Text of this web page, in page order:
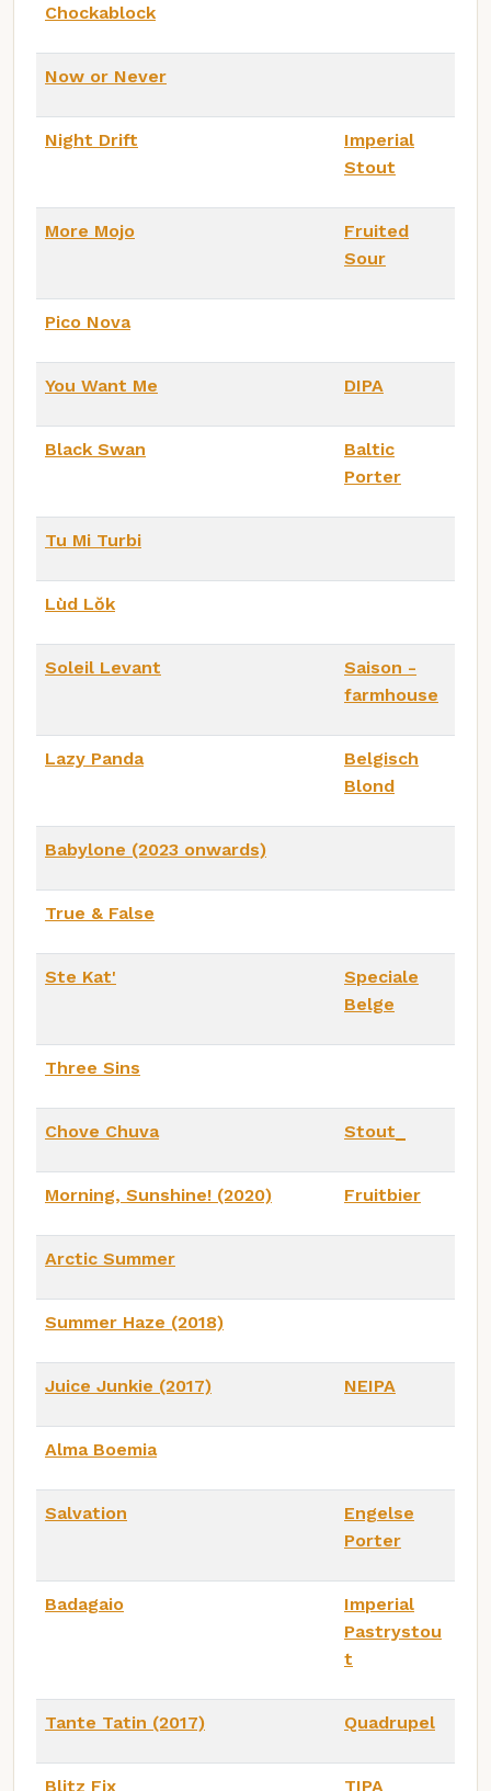
Chockablock
Now or Never
Night Drift
Imperial
Stout
More Mojo
Fruited
Sour
Pico Nova
You Want Me DIPA
Black Swan
Baltic
Porter
Tu Mi Turbi
Lùd Lŏk
Soleil Levant
Saison -
farmhouse
Lazy Panda
Belgisch
Blond
Babylone (2023 onwards)
True & False
Ste Kat'
Speciale
Belge
Three Sins
Chove Chuva Stout_
Morning, Sunshine! (2020) Fruitbier
Arctic Summer
Summer Haze (2018)
Juice Junkie (2017) NEIPA
Alma Boemia
Salvation
Engelse
Porter
Badagaio
Imperial
Pastrystou
t
Tante Tatin (2017) Quadrupel
Blitz Fix TIPA